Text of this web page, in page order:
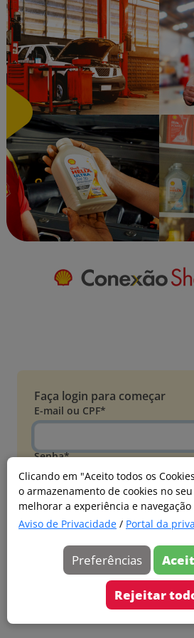
Clicando em "Aceito todos os
o armazenamento de cookies no
melhorar a experiência e navegação
Aviso de Privacidade / Portal da
Preferências
Rejeitar
Faça login para começar
E-mail ou CPF*
Senha*
Entrar
Acessar com
Ainda não faz
Cadastre-se
Versão